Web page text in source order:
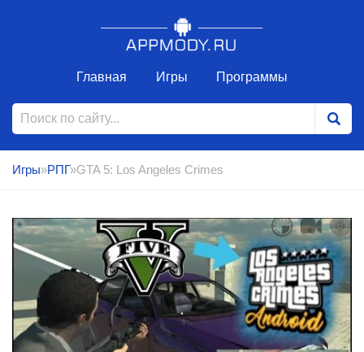
Главная Игры Программы
Игры»РПГ»GTA 5: Los Angeles Crimes